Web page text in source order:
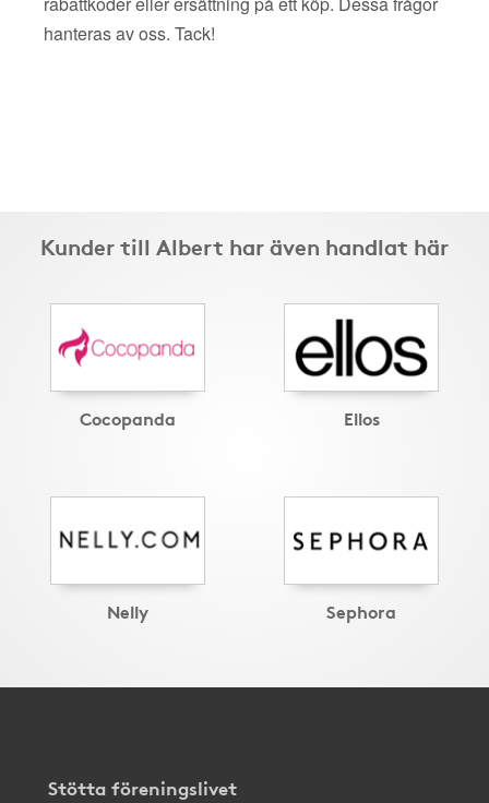
hanteras av oss. Tack!
Kunder till Albert har även handlat här
Cocopanda Ellos
Nelly Sephora
Stötta föreningslivet